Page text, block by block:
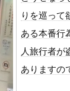
中国「全力放流！
けたのか」
最大級の火山の兆
げるフリをする →
りを巡って
ある本番行
人旅行者が
ありますの